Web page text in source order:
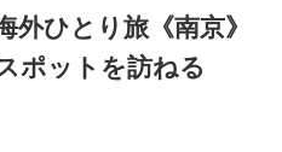
外ひとり旅《南京》
ポットを訪ねる